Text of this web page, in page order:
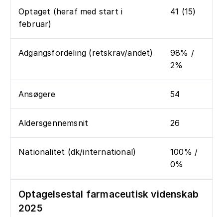
Optaget (heraf med start i
februar)
41 (15)
Adgangsfordeling (retskrav/andet)
98% /
2%
Ansøgere 54
Aldersgennemsnit 26
Nationalitet (dk/international)
100% /
0%
Optagelsestal farmaceutisk videnskab
2025